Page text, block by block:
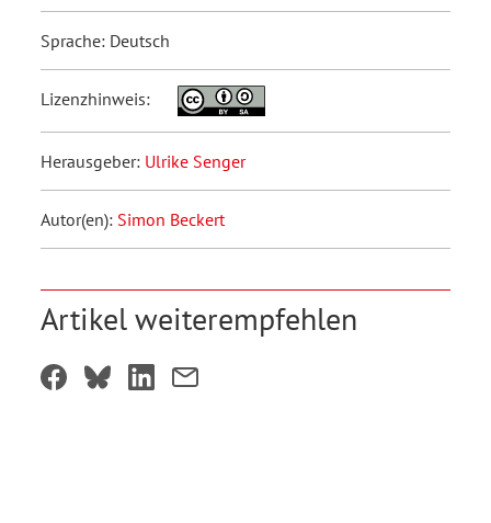
Sprache: Deutsch
Lizenzhinweis:
Herausgeber: Ulrike Senger
Autor(en): Simon Beckert
Artikel weiterempfehlen